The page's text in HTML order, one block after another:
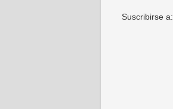
Suscribirse a: